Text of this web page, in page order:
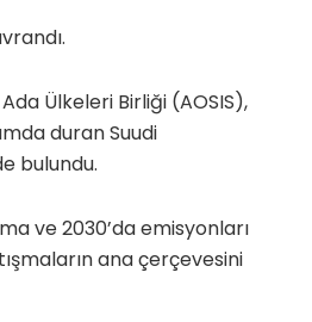
Ülkeleri Birliği (AOSIS),
duran Suudi
bulundu.
ve 2030’da emisyonları
ana çerçevesini